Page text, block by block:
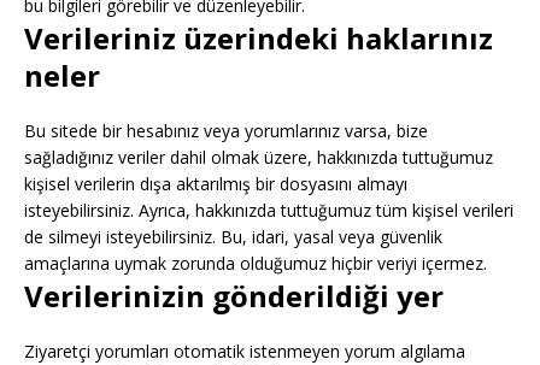
bu bilgileri görebilir ve düzenleyebilir.
Verileriniz üzerindeki haklarınız
neler
Bu sitede bir hesabınız veya yorumlarınız varsa, bize
sağladığınız veriler dahil olmak üzere, hakkınızda tuttuğumuz
kişisel verilerin dışa aktarılmış bir dosyasını almayı
isteyebilirsiniz. Ayrıca, hakkınızda tuttuğumuz tüm kişisel verileri
de silmeyi isteyebilirsiniz. Bu, idari, yasal veya güvenlik
amaçlarına uymak zorunda olduğumuz hiçbir veriyi içermez.
Verilerinizin gönderildiği yer
Ziyaretçi yorumları otomatik istenmeyen yorum algılama